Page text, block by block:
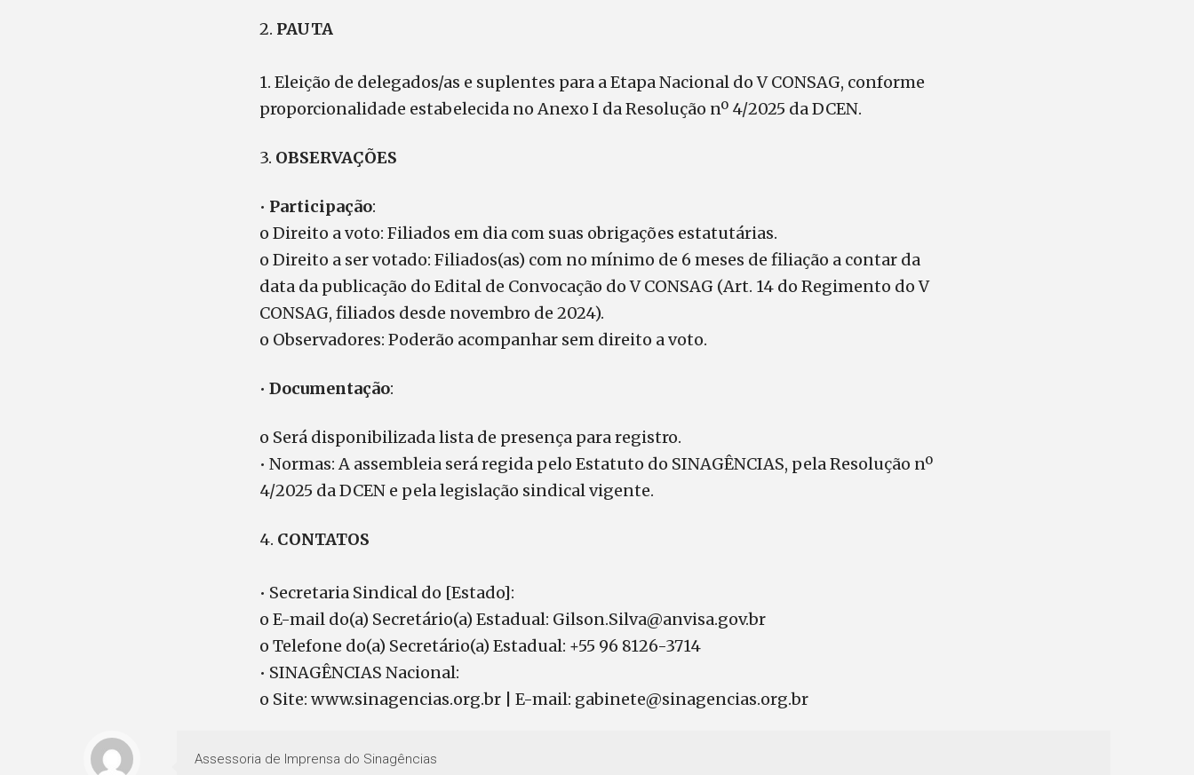
2. PAUTA
1. Eleição de delegados/as e suplentes para a Etapa Nacional do V CONSAG, conforme
proporcionalidade estabelecida no Anexo I da Resolução nº 4/2025 da DCEN.
3. OBSERVAÇÕES
• Participação:
o Direito a voto: Filiados em dia com suas obrigações estatutárias.
o Direito a ser votado: Filiados(as) com no mínimo de 6 meses de filiação a contar da
data da publicação do Edital de Convocação do V CONSAG (Art. 14 do Regimento do V
CONSAG, filiados desde novembro de 2024).
o Observadores: Poderão acompanhar sem direito a voto.
• Documentação:
o Será disponibilizada lista de presença para registro.
• Normas: A assembleia será regida pelo Estatuto do SINAGÊNCIAS, pela Resolução nº
4/2025 da DCEN e pela legislação sindical vigente.
4. CONTATOS
• Secretaria Sindical do [Estado]:
o E-mail do(a) Secretário(a) Estadual: Gilson.Silva@anvisa.gov.br
o Telefone do(a) Secretário(a) Estadual: +55 96 8126-3714
• SINAGÊNCIAS Nacional:
o Site: www.sinagencias.org.br | E-mail: gabinete@sinagencias.org.br
Assessoria de Imprensa do Sinagências